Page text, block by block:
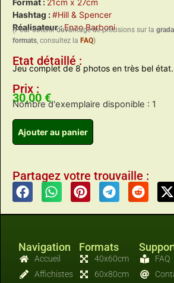
Format : 21cm x 27cm
Hashtag :#Hill & Spencer
Réalisateur :Enzo Barboni
(Pour obtenir davantage de précisions sur la
formats, consultez la FAQ)
Etat détaillé :
Jeu complet de 8 photos en très bel état.
Prix :
30,00 €
Nombre d'exemplaire disponible : 1
Ajouter au panier
Partagez votre trouvaille :
Navigation
Accueil
Affichistes
Formats
40x60cm
60x80cm
FAQ